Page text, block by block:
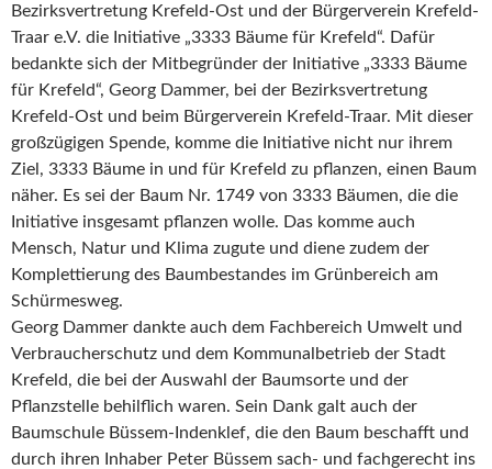
Bezirksvertretung Krefeld-Ost und der Bürgerverein Krefeld-
Traar e.V. die Initiative „3333 Bäume für Krefeld“. Dafür
bedankte sich der Mitbegründer der Initiative „3333 Bäume
für Krefeld“, Georg Dammer, bei der Bezirksvertretung
Krefeld-Ost und beim Bürgerverein Krefeld-Traar. Mit dieser
großzügigen Spende, komme die Initiative nicht nur ihrem
Ziel, 3333 Bäume in und für Krefeld zu pflanzen, einen Baum
näher. Es sei der Baum Nr. 1749 von 3333 Bäumen, die die
Initiative insgesamt pflanzen wolle. Das komme auch
Mensch, Natur und Klima zugute und diene zudem der
Komplettierung des Baumbestandes im Grünbereich am
Schürmesweg.
Georg Dammer dankte auch dem Fachbereich Umwelt und
Verbraucherschutz und dem Kommunalbetrieb der Stadt
Krefeld, die bei der Auswahl der Baumsorte und der
Pflanzstelle behilflich waren. Sein Dank galt auch der
Baumschule Büssem-Indenklef, die den Baum beschafft und
durch ihren Inhaber Peter Büssem sach- und fachgerecht ins